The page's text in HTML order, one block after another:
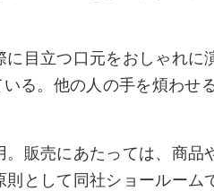
に目立つ口元をおしゃれに
る。他の人の手を煩わせ
販売にあたっては、商品
として同社ショールーム